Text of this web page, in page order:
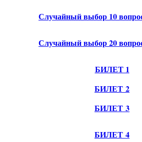
Случайный выбор 10
Случайный выбор 20
БИЛЕТ 1
БИЛЕТ 2
БИЛЕТ 3
БИЛЕТ 4